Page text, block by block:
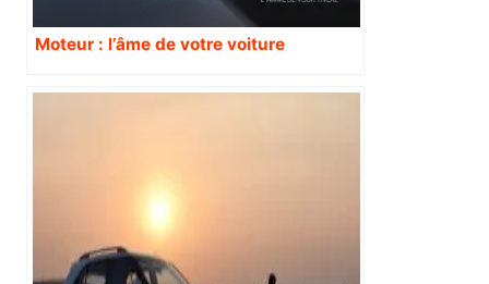
Moteur : l’âme de votre voiture